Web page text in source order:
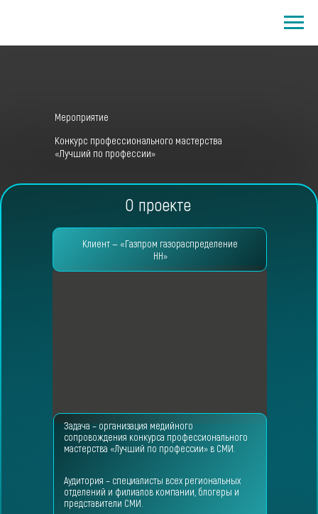
Мероприятие
Конкурс профессионального мастерства
«Лучший по профессии»
Задача – организация медийного
сопровождения конкурса профессионального
мастерства «Лучший по профессии» в СМИ.
Аудитория – специалисты всех региональных
отделений и филиалов компании, блогеры и
представители СМИ.
О проекте
Клиент — «Газпром газораспределение
НН»